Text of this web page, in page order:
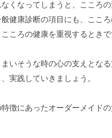
くなってしまうと、こころの
健康診断の項目にも、ここ
ころの健康を重視するときで
いそうな時の心の支えとな
実践していきましょう。
徴にあったオーダーメイド